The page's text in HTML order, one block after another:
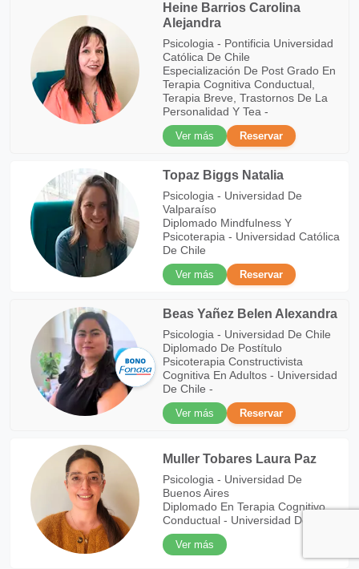
Heine Barrios Carolina
Alejandra
Psicologia - Pontificia Universidad
Católica De Chile
Especialización De Post Grado En
Terapia Cognitiva Conductual,
Terapia Breve, Trastornos De La
Personalidad Y Tea -
Ver más
Reservar
Topaz Biggs Natalia
Psicologia - Universidad De
Valparaíso
Diplomado Mindfulness Y
Psicoterapia - Universidad Católica
De Chile
Ver más
Reservar
Beas Yañez Belen Alexandra
Psicologia - Universidad De Chile
Diplomado De Postítulo
Psicoterapia Constructivista
Cognitiva En Adultos - Universidad
De Chile -
Ver más
Reservar
Muller Tobares Laura Paz
Psicologia - Universidad De
Buenos Aires
Diplomado En Terapia Cognitivo
Conductual - Universidad De Chile
Ver más